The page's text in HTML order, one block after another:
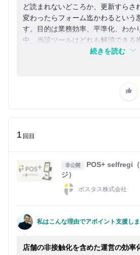
ど読まれないどころか、更新すらさ
変わったらフォーム迄かわるという
す。目的は業務効率、平準化、わか
中、当該ツールはどれも解消できる
続きを読む
1 回目
非公開
POS+ selfregi
ジ）
ポスタス株式会社
私はこんな理由でアポイント支援し
店舗の非接触化を含めた運営の効率